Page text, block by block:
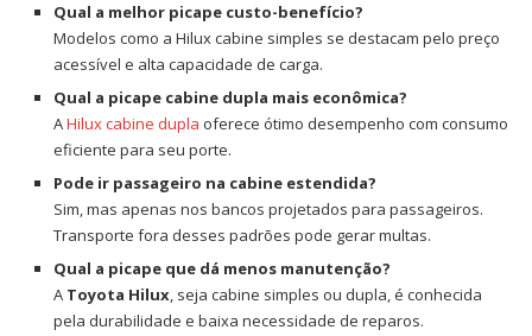
Qual a melhor picape custo-benefício?
Modelos como a Hilux cabine simples se destacam pelo preço
acessível e alta capacidade de carga.
Qual a picape cabine dupla mais econômica?
AHilux cabine dupla oferece ótimo desempenho com consumo
eficiente para seu porte.
Pode ir passageiro na cabine estendida?
Sim, mas apenas nos bancos projetados para passageiros.
Transporte fora desses padrões pode gerar multas.
Qual a picape que dá menos manutenção?
A Toyota Hilux, seja cabine simples ou dupla, é conhecida
pela durabilidade e baixa necessidade de reparos.